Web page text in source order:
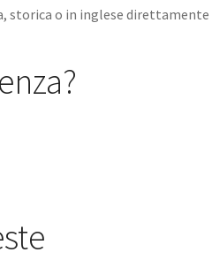
storica o in inglese direttamente